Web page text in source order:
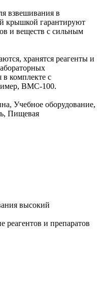
взвешивания в
крышкой гарантируют
и веществ с сильным
хранятся реагенты и
в комплекте с
ВМС-100.
Учебное оборудование,
Пищевая
высокий
реагентов и препаратов